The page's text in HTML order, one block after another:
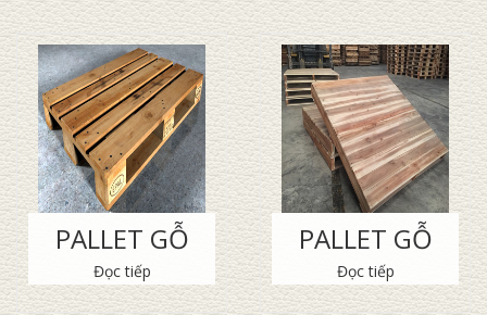
PALLET GỖ
Đọc tiếp
PALLET GỖ
Đọc tiếp